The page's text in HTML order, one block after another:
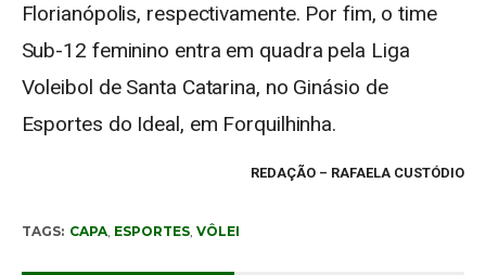
Florianópolis, respectivamente. Por fim, o time
Sub-12 feminino entra em quadra pela Liga
Voleibol de Santa Catarina, no Ginásio de
Esportes do Ideal, em Forquilhinha.
REDAÇÃO – RAFAELA CUSTÓDIO
TAGS: CAPA, ESPORTES, VÔLEI